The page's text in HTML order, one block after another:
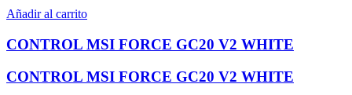
Añadir al carrito
CONTROL MSI FORCE GC20 V2 WHITE
CONTROL MSI FORCE GC20 V2 WHITE